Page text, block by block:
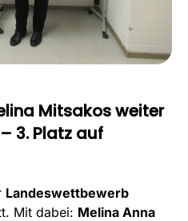
6 geschlossen teil,
der höheren
freiwilliger Basis.
jährlich 200 bis
(IPhO)
Mitsakos weiter
3. Platz auf
Landeswettbewerb
Mit dabei: Melina Anna